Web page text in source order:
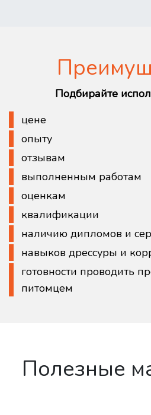
Подбирайте
цене
опыту
отзывам
выполненным работам
оценкам
квалификации
наличию дипломов и
навыков дрессуры и
готовности проводить
питомцем
Полезные